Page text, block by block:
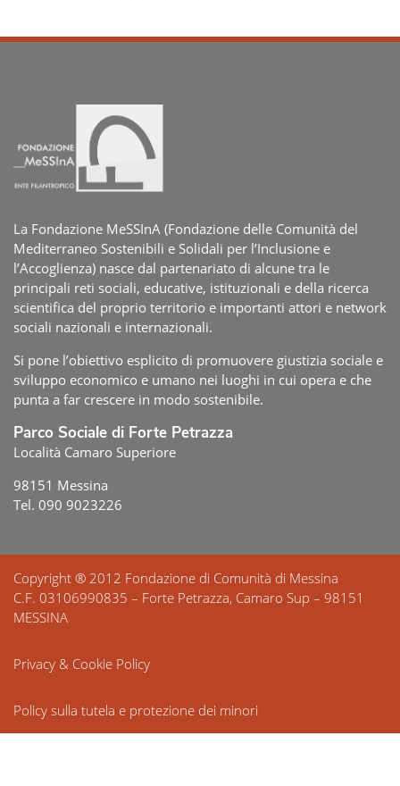
La Fondazione MeSSInA (Fondazione delle Comunità del
Mediterraneo Sostenibili e Solidali per l’Inclusione e
l’Accoglienza) nasce dal partenariato di alcune tra le
principali reti sociali, educative, istituzionali e della ricerca
scientifica del proprio territorio e importanti attori e network
sociali nazionali e internazionali.
Si pone l’obiettivo esplicito di promuovere giustizia sociale e
sviluppo economico e umano nei luoghi in cui opera e che
punta a far crescere in modo sostenibile.
Parco Sociale di Forte Petrazza
Località Camaro Superiore
98151 Messina
Tel. 090 9023226
Copyright ® 2012 Fondazione di Comunità di Messina
C.F. 03106990835 – Forte Petrazza, Camaro Sup – 98151
MESSINA
Privacy & Cookie Policy
Policy sulla tutela e protezione dei minori